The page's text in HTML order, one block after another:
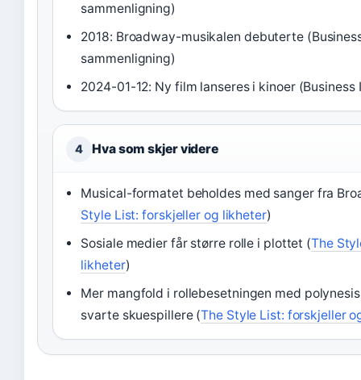
sammenligning)
2018: Broadway-musikalen debuterte
sammenligning)
2024-01-12: Ny film lanseres i kinoer
4 Hva som skjer videre
Musical-formatet beholdes med sanger fra
Style List: forskjeller og likheter)
Sosiale medier får større rolle i plottet (The
likheter)
Mer mangfold i rollebesetningen med
svarte skuespillere (The Style List: forskjeller